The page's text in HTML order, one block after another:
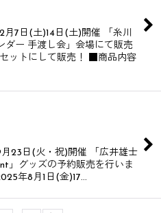
月7日(土)14日(土)開催 「糸川
ダー 手渡し会」会場にて販売
ットにして販売！ ■商品内容
23日(火・祝)開催 「広井雄士
」グッズの予約販売を行いま
年8月1日(金)17…